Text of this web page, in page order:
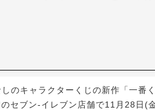
のキャラクターくじの新作「一番
セブン‐イレブン店舗で11月28日(